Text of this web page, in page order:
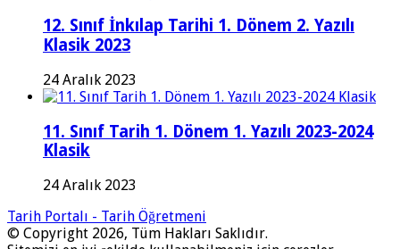
12. Sınıf İnkılap Tarihi 1. Dönem 2. Yazılı
Klasik 2023
24 Aralık 2023
11. Sınıf Tarih 1. Dönem 1. Yazılı 2023-2024
Klasik
24 Aralık 2023
Tarih Portalı - Tarih Öğretmeni
© Copyright 2026, Tüm Hakları Saklıdır.